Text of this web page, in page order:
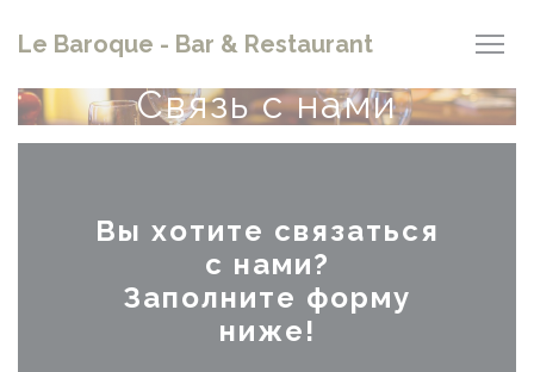
Le Baroque - Bar & Restaurant
Связь с нами
Вы хотите связаться
с нами?
Заполните форму
ниже!